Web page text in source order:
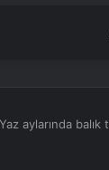
Yaz aylarında balık